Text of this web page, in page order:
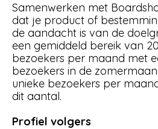
Samenwerken met
dat je product of
de aandacht is van de
een gemiddeld bereik van
bezoekers per maand met
bezoekers in de
unieke bezoekers per
dit aantal.
Profiel volgers